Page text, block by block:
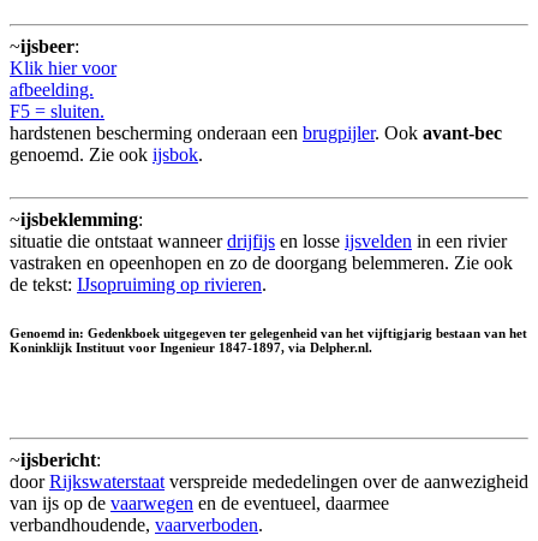
~ijsbeer:
Klik hier voor
afbeelding.
F5 = sluiten.
hardstenen bescherming onderaan een brugpijler. Ook avant-bec
genoemd. Zie ook ijsbok.
~ijsbeklemming:
situatie die ontstaat wanneerdrijfijs en losse ijsvelden in een rivier
vastraken en opeenhopen en zo de doorgang belemmeren. Zie ook
de tekst: IJsopruiming op rivieren.
Genoemd in: Gedenkboek uitgegeven ter gelegenheid van het vijftigjarig bestaan van het
Koninklijk Instituut voor Ingenieur 1847-1897, via Delpher.nl.
~ijsbericht:
doorRijkswaterstaat verspreide mededelingen over de aanwezigheid
van ijs op de vaarwegen en de eventueel, daarmee
verbandhoudende, vaarverboden.